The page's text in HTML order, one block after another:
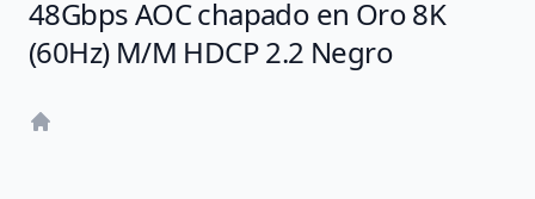
48Gbps AOC chapado en Oro 8K
(60Hz) M/M HDCP 2.2 Negro